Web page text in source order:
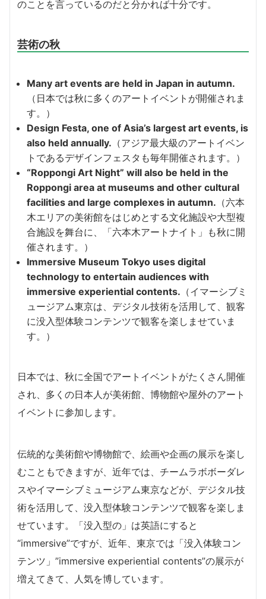
のことを言っているのだと分かれば十分です。
芸術の秋
Many art events are held in Japan in autumn.
（日本では秋に多くのアートイベントが開催されま
す。）
Design Festa, one of Asia’s largest art events, is
also held annually. （アジア最大級のアートイベン
トであるデザインフェスタも毎年開催されます。）
“Roppongi Art Night” will also be held in the
Roppongi area at museums and other cultural
facilities and large complexes in autumn. （六本
木エリアの美術館をはじめとする文化施設や大型複
合施設を舞台に、「六本木アートナイト」も秋に開
催されます。）
Immersive Museum Tokyo uses digital
technology to entertain audiences with
immersive experiential contents. （イマーシブミ
ュージアム東京は、デジタル技術を活用して、観客
に没入型体験コンテンツで観客を楽しませていま
す。）
日本では、秋に全国でアートイベントがたくさん開催
され、多くの日本人が美術館、博物館や屋外のアート
イベントに参加します。
伝統的な美術館や博物館で、絵画や企画の展示を楽し
むこともできますが、近年では、チームラボボーダレ
スやイマーシブミュージアム東京などが、デジタル技
術を活用して、没入型体験コンテンツで観客を楽しま
せています。「没入型の」は英語にすると
“immersive”ですが、近年、東京では「没入体験コン
テンツ」”immersive experiential contents”の展示が
増えてきて、人気を博しています。